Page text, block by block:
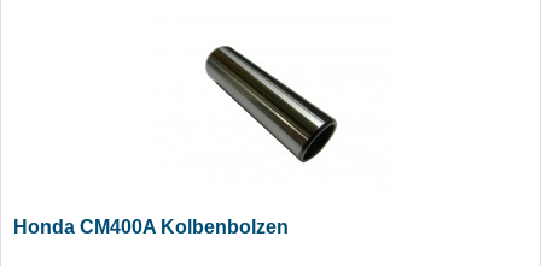
Honda CM400A Kolbenbolzen